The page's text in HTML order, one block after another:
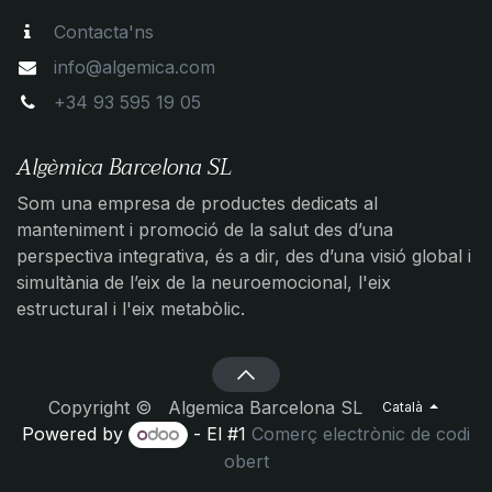
Contacta'ns
info@algemica.com
+34 93 595 19 05
Algèmica Barcelona SL
Som una empresa de productes dedicats al
manteniment i promoció de la salut des d’una
perspectiva integrativa, és a dir, des d’una visió global i
simultània de l’eix de la neuroemocional, l'eix
estructural i l'eix metabòlic.
Copyright © Algemica Barcelona SL Català
Powered by - El #1Comerç electrònic de codi
obert